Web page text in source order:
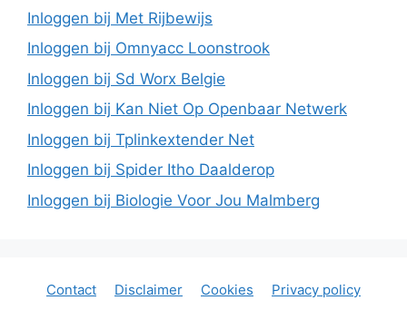
Inloggen bij Met Rijbewijs
Inloggen bij Omnyacc Loonstrook
Inloggen bij Sd Worx Belgie
Inloggen bij Kan Niet Op Openbaar Netwerk
Inloggen bij Tplinkextender Net
Inloggen bij Spider Itho Daalderop
Inloggen bij Biologie Voor Jou Malmberg
Contact Disclaimer Cookies Privacy policy